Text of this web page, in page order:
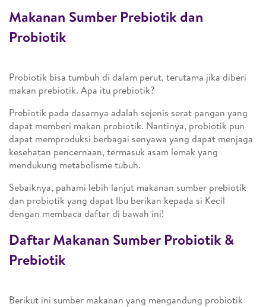
Makanan Sumber Prebiotik dan
Probiotik
Probiotik bisa tumbuh di dalam perut, terutama jika diberi
makan prebiotik. Apa itu prebiotik?
Prebiotik pada dasarnya adalah sejenis serat pangan yang
dapat memberi makan probiotik. Nantinya, probiotik pun
dapat memproduksi berbagai senyawa yang dapat menjaga
kesehatan pencernaan, termasuk asam lemak yang
mendukung metabolisme tubuh.
Sebaiknya, pahami lebih lanjut makanan sumber prebiotik
dan probiotik yang dapat Ibu berikan kepada si Kecil
dengan membaca daftar di bawah ini!
Daftar Makanan Sumber Probiotik &
Prebiotik
Berikut ini sumber makanan yang mengandung probiotik